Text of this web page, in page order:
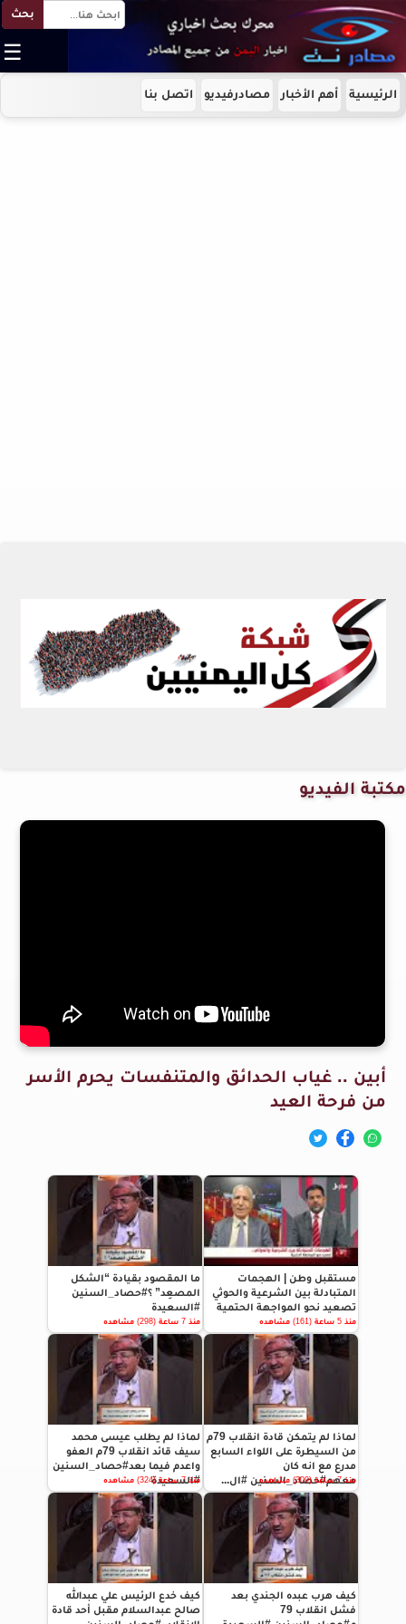
بحث
☰
الرئيسية أهم الأخبار مصادرفيديو اتصل بنا
مكتبة الفيديو
أبين .. غياب الحدائق والمتنفسات يحرم الأسر
من فرحة العيد
مستقبل وطن | الهجمات
المتبادلة بين الشرعية والحوثي
تصعيد نحو المواجهة الحتمية
منذ 5 ساعة (161) مشاهده
ما المقصود بقيادة “الشكل
المصعِد” ؟#حصاد_السنين
#السعيدة
منذ 7 ساعة (298) مشاهده
لماذا لم يتمكن قادة انقلاب 79م
من السيطرة على اللواء السابع
مدرع مع انه كان
معهم#حصاد_السنين #ال...
منذ 7 ساعة (309) مشاهده
لماذا لم يطلب عيسى محمد
سيف قائد انقلاب 79م العفو
واعدم فيما بعد#حصاد_السنين
#السعيدة
منذ 7 ساعة (324) مشاهده
كيف هرب عبده الجندي بعد
فشل انقلاب 79
كيف خدع الرئيس علي عبدالله
صالح عبدالسلام مقبل أحد قادة